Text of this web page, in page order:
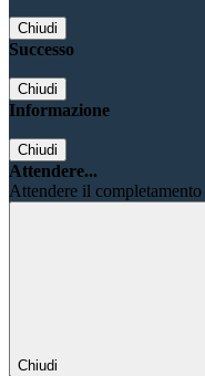
Chiudi
Successo
Chiudi
Informazione
Chiudi
Attendere...
Attendere il
Chiudi